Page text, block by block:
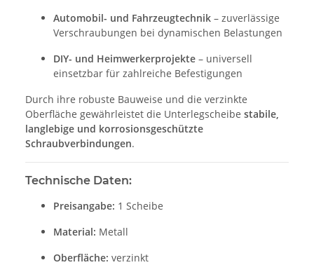
Automobil- und Fahrzeugtechnik – zuverlässige
Verschraubungen bei dynamischen Belastungen
DIY- und Heimwerkerprojekte – universell
einsetzbar für zahlreiche Befestigungen
Durch ihre robuste Bauweise und die verzinkte
Oberfläche gewährleistet die Unterlegscheibe stabile,
langlebige und korrosionsgeschützte
Schraubverbindungen.
Technische Daten:
Preisangabe: 1 Scheibe
Material: Metall
Oberfläche: verzinkt